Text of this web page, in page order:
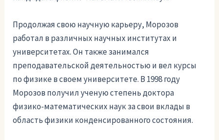
Продолжая свою научную карьеру, Морозов
работал в различных научных институтах и
университетах. Он также занимался
преподавательской деятельностью и вел курсы
по физике в своем университете. В 1998 году
Морозов получил ученую степень доктора
физико-математических наук за свои вклады в
область физики конденсированного состояния.